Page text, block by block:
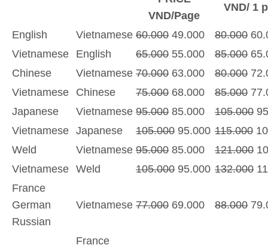
VND/Page
VND/ 1
English Vietnamese 60.000 49.000 80.000
Vietnamese
English 65.000 55.000 85.000
Chinese
Vietnamese 70.000 63.000 80.000
Vietnamese
Chinese 75.000 68.000 85.000
Japanese
Vietnamese 95.000 85.000 105.000
Vietnamese Japanese 105.000 95.000 115.000
Weld
Vietnamese 95.000 85.000 121.000
Vietnamese Weld 105.000 95.000 132.000
France
German
Russian
Vietnamese 77.000 69.000 88.000
France